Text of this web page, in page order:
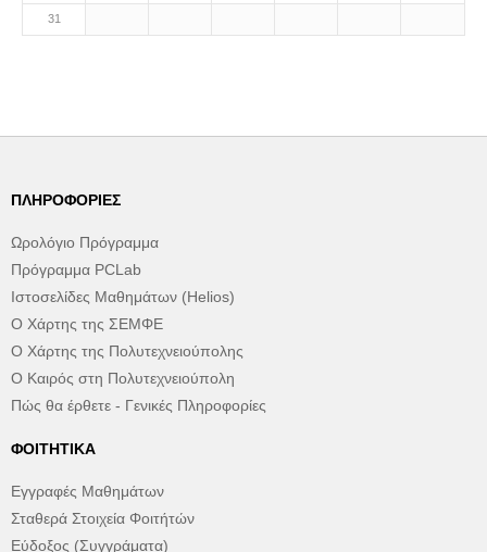
31
ΠΛΗΡΟΦΟΡΊΕΣ
Ωρολόγιο Πρόγραμμα
Πρόγραμμα PCLab
Ιστοσελίδες Μαθημάτων (Helios)
Ο Χάρτης της ΣΕΜΦΕ
Ο Χάρτης της Πολυτεχνειούπολης
Ο Καιρός στη Πολυτεχνειούπολη
Πώς θα έρθετε - Γενικές Πληροφορίες
ΦΟΙΤΗΤΙΚΆ
Εγγραφές Μαθημάτων
Σταθερά Στοιχεία Φοιτήτών
Εύδοξος (Συγγράματα)